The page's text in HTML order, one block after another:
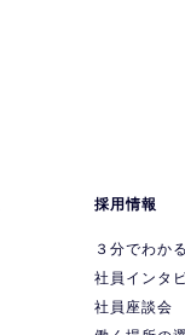
採用情報
３分でわか
社員インタ
社員座談会